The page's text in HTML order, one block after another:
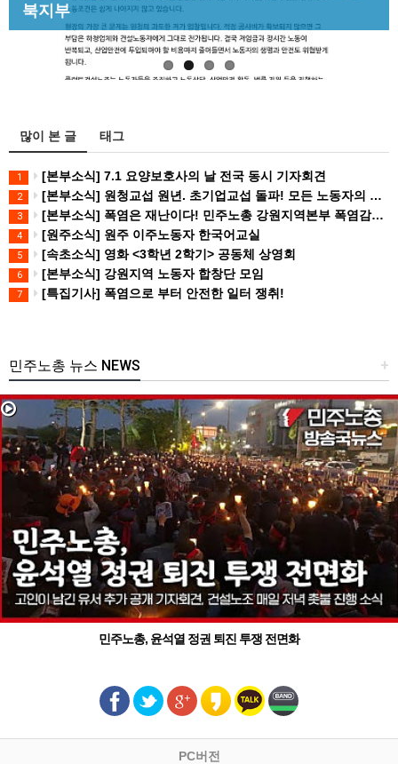
청년노동자 사망사고의 철저한 진상규…
북지부
[강릉,속초,원주,춘천] 폭염감시단 사업 이모저모
동조합 강원지부 김유미 춘천지회장
많이 본 글 태그
1 [본부소식] 7.1 요양보호사의 날 전국 동시 기자회견
2 [본부소식] 원청교섭 원년. 초기업교섭 돌파! 모든 노동자의 노동기본권 쟁취! 민주노총 7.15 총파업대회
3 [본부소식] 폭염은 재난이다! 민주노총 강원지역본부 폭염감시단 선포 기자회견
4 [원주소식] 원주 이주노동자 한국어교실
5 [속초소식] 영화 <3학년 2학기> 공동체 상영회
6 [본부소식] 강원지역 노동자 합창단 모임
7 [특집기사] 폭염으로 부터 안전한 일터 쟁취!
+
민주노총 뉴스 NEWS
민주노총, 윤석열 정권 퇴진 투쟁 전면화
PC버전